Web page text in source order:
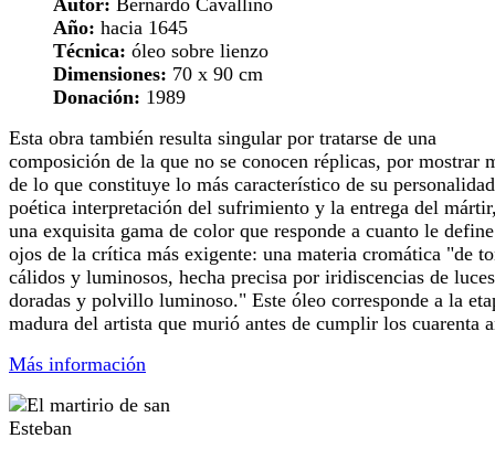
Año: hacia 1645
Técnica: óleo sobre lienzo
Dimensiones: 70 x 90 cm
Donación: 1989
Esta obra también resulta singular por tratarse de una
composición de la que no se conocen réplicas, por mostrar
de lo que constituye lo más característico de su
poética interpretación del sufrimiento y la entrega del
una exquisita gama de color que responde a cuanto le
ojos de la crítica más exigente: una materia cromática "de
cálidos y luminosos, hecha precisa por iridiscencias de luces
doradas y polvillo luminoso." Este óleo corresponde a la
madura del artista que murió antes de cumplir los cuarenta
Más información